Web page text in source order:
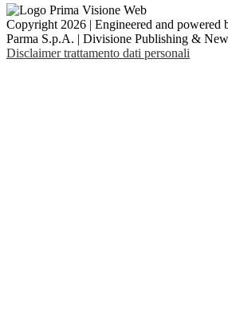
Copyright 2026 | Engineered and powered
Parma S.p.A. | Divisione Publishing &
Disclaimer trattamento dati personali